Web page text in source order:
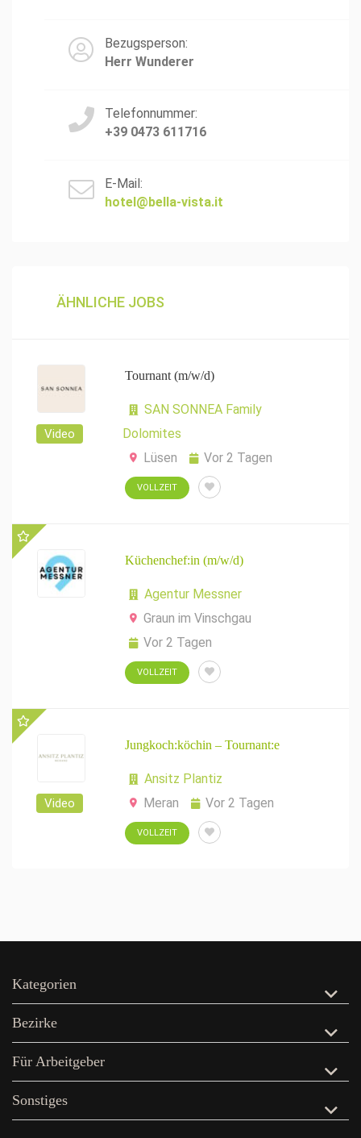
Bezugsperson:
Herr Wunderer
Telefonnummer:
+39 0473 611716
E-Mail:
hotel@bella-vista.it
ÄHNLICHE JOBS
Video
Tournant (m/w/d)
SAN SONNEA Family
Dolomites
Lüsen
Vor 2 Tagen
VOLLZEIT
Küchenchef:in (m/w/d)
Agentur Messner
Graun im Vinschgau
Vor 2 Tagen
VOLLZEIT
Video
Jungkoch:köchin – Tournant:e
Ansitz Plantiz
Meran
Vor 2 Tagen
VOLLZEIT
Kategorien
Bezirke
Für Arbeitgeber
Sonstiges